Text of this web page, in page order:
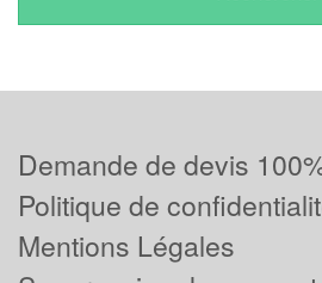
Demande de devis
Politique de
Mentions Légales